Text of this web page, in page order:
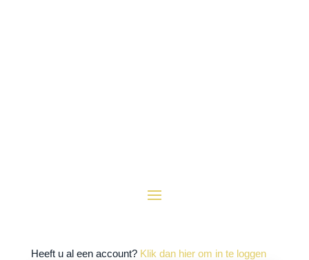
Heeft u al een account? Klik dan hier om in te loggen